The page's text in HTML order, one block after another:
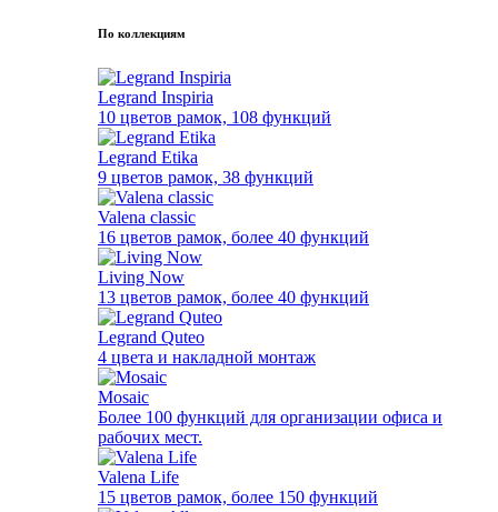
По коллекциям
Legrand Inspiria
10 цветов рамок, 108 функций
Legrand Etika
9 цветов рамок, 38 функций
Valena classic
16 цветов рамок, более 40 функций
Living Now
13 цветов рамок, более 40 функций
Legrand Quteo
4 цвета и накладной монтаж
Mosaic
Более 100 функций для организации офиса и
рабочих мест.
Valena Life
15 цветов рамок, более 150 функций